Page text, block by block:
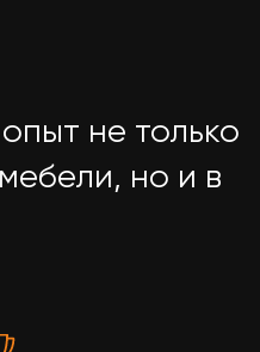
не только
но и в